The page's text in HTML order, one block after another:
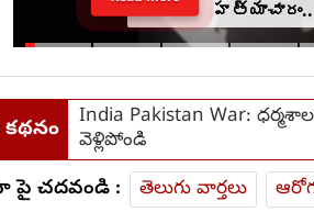
మంచంపై
India Pakistan War:
వెళ్లిపోండి
పై చదవండి : తెలుగు వార్తలు